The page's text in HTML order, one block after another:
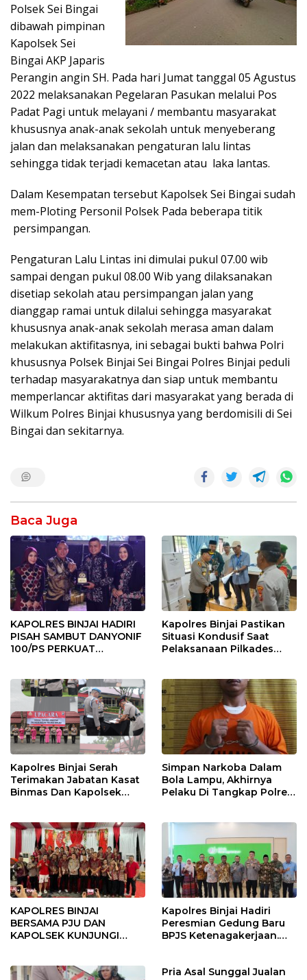
Polsek Sei Bingai
dibawah pimpinan
Kapolsek Sei
Bingai AKP Japaris
Perangin angin SH. Pada hari Jumat tanggal 05 Agustus
2022 melaksanakan Pegelaran Pasukan melalui Pos
Padat Pagi untuk melayani / membantu masyarakat
khususnya anak-anak sekolah untuk menyeberang
jalan dan melaksanakan pengaturan lalu lintas
sehingga tidak terjadi kemacetan atau laka lantas.
Dalam Kesempatan tersebut Kapolsek Sei Bingai sudah
mem-Ploting Personil Polsek Pada beberapa titik
persimpangan.
Pengaturan Lalu Lintas ini dimulai pukul 07.00 wib
sampai dengan pukul 08.00 Wib yang dilaksanakan
disetiap sekolah atau persimpangan jalan yang
dianggap ramai untuk dilalui sehingga masyarakat
khususnya anak-anak sekolah merasa aman dalam
melakukan aktifitasnya, ini sebagai bukti bahwa Polri
khususnya Polsek Binjai Sei Bingai Polres Binjai peduli
terhadap masyarakatnya dan siap untuk membantu
memperlancar aktifitas dari masyarakat yang berada di
Wilkum Polres Binjai khususnya yang berdomisili di Sei
Bingai dan sekitarnya.
Baca Juga
KAPOLRES BINJAI HADIRI
PISAH SAMBUT DANYONIF
100/PS PERKUAT
Kapolres Binjai Pastikan
Situasi Kondusif Saat
Pelaksanaan Pilkades
Kapolres Binjai Serah
Terimakan Jabatan Kasat
Binmas Dan Kapolsek
Simpan Narkoba Dalam
Bola Lampu, Akhirnya
Pelaku Di Tangkap Polres
KAPOLRES BINJAI
BERSAMA PJU DAN
KAPOLSEK KUNJUNGI
Kapolres Binjai Hadiri
Peresmian Gedung Baru
BPJS Ketenagakerjaan.
Pria Asal Sunggal Jualan